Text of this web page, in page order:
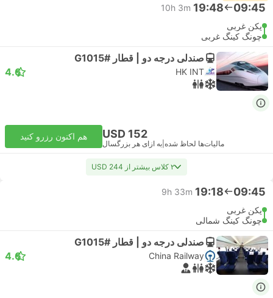
09:45
19:48
10h 3m
پکن غربی
چونگ کینگ غربی
صندلی درجه دو | قطار #G1015
HK INT
4.6
USD 152
مالیات‌ها لحاظ شده به ازای هر بزرگسال
هم اکنون رزرو کنید
۲ کلاس بیشتر از USD 244
09:45
19:18
9h 33m
پکن غربی
چونگ کینگ شمالی
صندلی درجه دو | قطار #G1015
China Railway
4.6